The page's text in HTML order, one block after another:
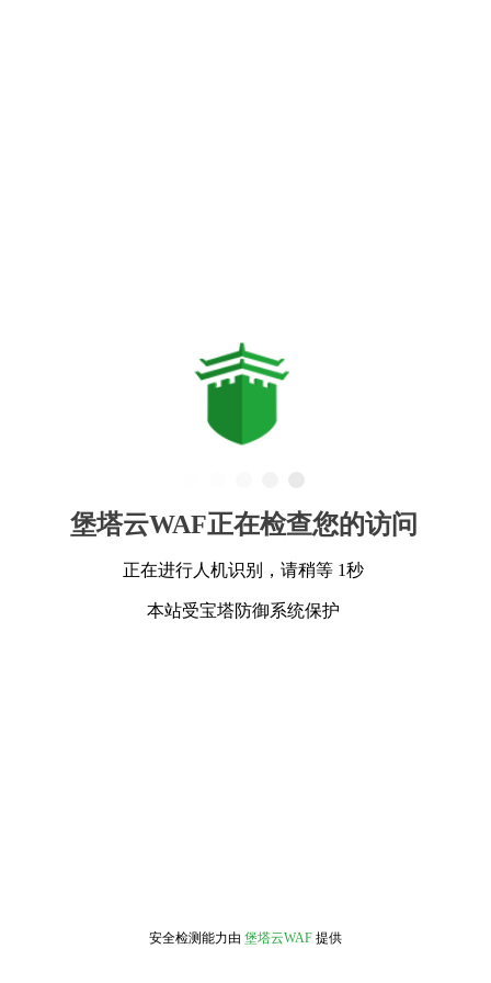
堡塔云WAF正在检查您的访问
正在进行人机识别，请稍等 1秒
本站受宝塔防御系统保护
安全检测能力由 堡塔云WAF 提供